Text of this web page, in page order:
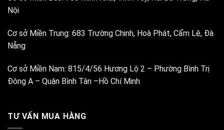
Nội
Cơ sở Miền Trung: 683 Trường Chinh, Hoà Phát, Cẩm Lệ, Đà
Nẵng
Cơ sở Miền Nam: 815/4/56 Hương Lộ 2 – Phường Bình Trị
Đông A – Quận Bình Tân –Hồ Chí Minh
TƯ VẤN MUA HÀNG